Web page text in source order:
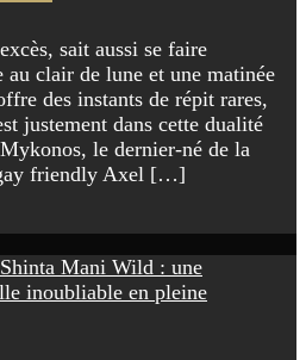
sait aussi se faire
au clair de lune et une matinée
des instants de répit rares,
justement dans cette dualité
le dernier-né de la
friendly Axel […]